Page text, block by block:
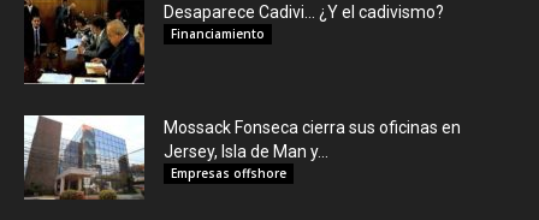
Desaparece Cadivi… ¿Y el cadivismo?
Financiamiento
Mossack Fonseca cierra sus oficinas en
Jersey, Isla de Man y...
Empresas offshore